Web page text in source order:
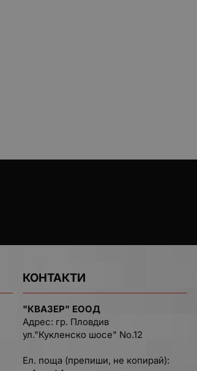
КОНТАКТИ
"КВАЗЕР" ЕООД
Адрес: гр. Пловдив
ул."Кукленско шосе" No.12
Ел. поща (препиши, не копирай):